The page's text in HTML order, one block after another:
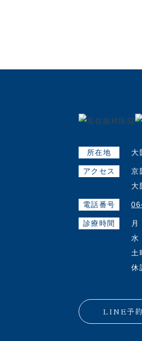
所在地 大
アクセス
京
大
電話番号
診療時間 月
水
土
休
LINE予約